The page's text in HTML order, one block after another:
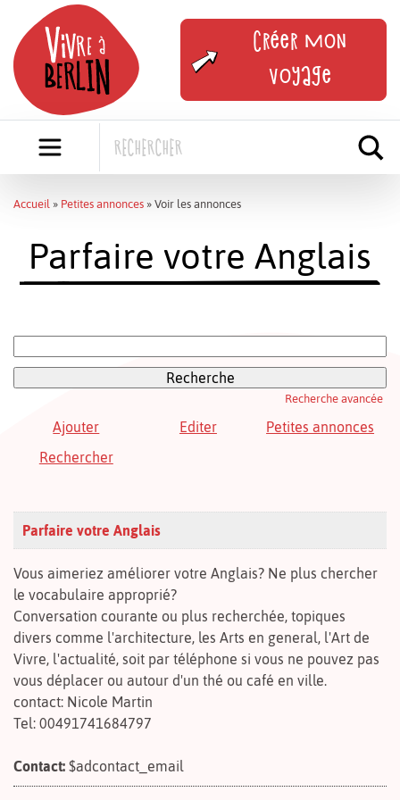
content
Créer mon
voyage
Accueil » Petites annonces » Voir les annonces
Parfaire votre Anglais
Recherche avancée
Ajouter Editer
Petites annonces
Rechercher
Parfaire votre Anglais
Vous aimeriez améliorer votre Anglais? Ne plus chercher
le vocabulaire approprié?
Conversation courante ou plus recherchée, topiques
divers comme l'architecture, les Arts en general, l'Art de
Vivre, l'actualité, soit par téléphone si vous ne pouvez pas
vous déplacer ou autour d'un thé ou café en ville.
contact: Nicole Martin
Tel: 00491741684797
Contact: $adcontact_email